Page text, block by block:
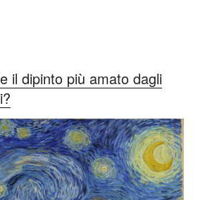
il dipinto più amato dagli